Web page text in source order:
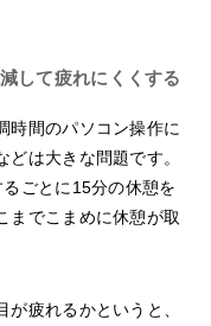
して疲れにくくする
時間のパソコン操作に
は大きな問題です。
ごとに15分の休憩を
までこまめに休憩が取
疲れるかというと、